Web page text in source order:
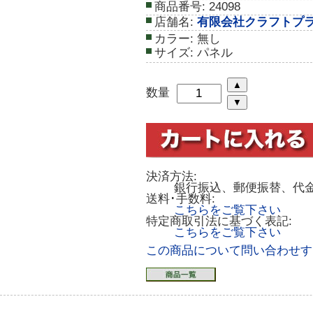
商品番号: 24098
店舗名: 有限会社クラフトプ
カラー: 無し
サイズ: パネル
数量
決済方法:
銀行振込、郵便振替、代
送料･手数料:
こちらをご覧下さい
特定商取引法に基づく表記:
こちらをご覧下さい
この商品について問い合わせ